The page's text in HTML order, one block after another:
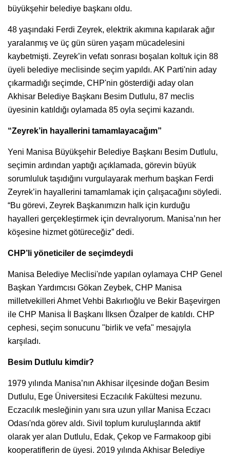
büyükşehir belediye başkanı oldu.
48 yaşındaki Ferdi Zeyrek, elektrik akımına kapılarak ağır
yaralanmış ve üç gün süren yaşam mücadelesini
kaybetmişti. Zeyrek’in vefatı sonrası boşalan koltuk için 88
üyeli belediye meclisinde seçim yapıldı. AK Parti'nin aday
çıkarmadığı seçimde, CHP'nin gösterdiği aday olan
Akhisar Belediye Başkanı Besim Dutlulu, 87 meclis
üyesinin katıldığı oylamada 85 oyla seçimi kazandı.
“Zeyrek’in hayallerini tamamlayacağım”
Yeni Manisa Büyükşehir Belediye Başkanı Besim Dutlulu,
seçimin ardından yaptığı açıklamada, görevin büyük
sorumluluk taşıdığını vurgulayarak merhum başkan Ferdi
Zeyrek’in hayallerini tamamlamak için çalışacağını söyledi.
“Bu görevi, Zeyrek Başkanımızın halk için kurduğu
hayalleri gerçekleştirmek için devralıyorum. Manisa’nın her
köşesine hizmet götüreceğiz” dedi.
CHP’li yöneticiler de seçimdeydi
Manisa Belediye Meclisi'nde yapılan oylamaya CHP Genel
Başkan Yardımcısı Gökan Zeybek, CHP Manisa
milletvekilleri Ahmet Vehbi Bakırlıoğlu ve Bekir Başevirgen
ile CHP Manisa İl Başkanı İlksen Özalper de katıldı. CHP
cephesi, seçim sonucunu "birlik ve vefa" mesajıyla
karşıladı.
Besim Dutlulu kimdir?
1979 yılında Manisa’nın Akhisar ilçesinde doğan Besim
Dutlulu, Ege Üniversitesi Eczacılık Fakültesi mezunu.
Eczacılık mesleğinin yanı sıra uzun yıllar Manisa Eczacı
Odası'nda görev aldı. Sivil toplum kuruluşlarında aktif
olarak yer alan Dutlulu, Edak, Çekop ve Farmakoop gibi
kooperatiflerin de üyesi. 2019 yılında Akhisar Belediye